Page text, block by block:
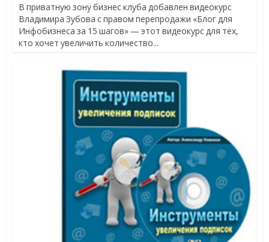
В приватную зону бизнес клуба добавлен видеокурс
Владимира Зубова с правом перепродажи «Блог для
Инфобизнеса за 15 шагов» — этот видеокурс для тех,
кто хочет увеличить количество...